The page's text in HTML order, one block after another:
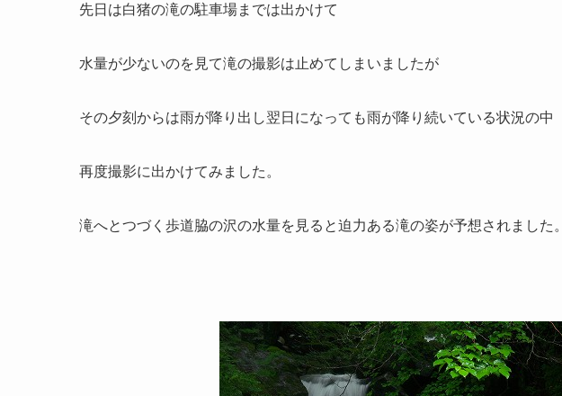
先日は白猪の滝の駐車場までは出かけて
水量が少ないのを見て滝の撮影は止めてしまいましたが
その夕刻からは雨が降り出し翌日になっても雨が降り続いている状況の中
再度撮影に出かけてみました。
滝へとつづく歩道脇の沢の水量を見ると迫力ある滝の姿が予想されました。